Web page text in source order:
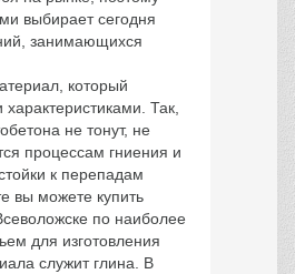
выбирает сегодня
занимающихся
который
Так,
не тонут, не
процессам гниения и
к перепадам
вы можете купить
по наиболее
для изготовления
служит глина. В